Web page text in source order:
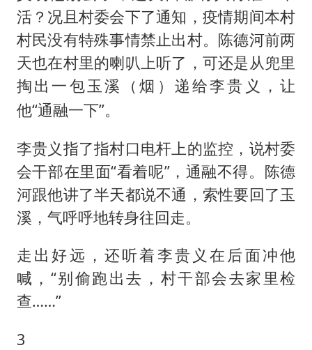
活？况且村委会下了通知，疫情期间本村
村民没有特殊事情禁止出村。陈德河前两
天也在村里的喇叭上听了，可还是从兜里
掏出一包玉溪（烟 ）递给李贵义，让
他“通融一下”。
李贵义指了指村口电杆上的监控，说村委
会干部在里面“看着呢”，通融不得。陈德
河跟他讲了半天都说不通，索性要回了玉
溪，气呼呼地转身往回走。
走出好远，还听着李贵义在后面冲他
喊，“别偷跑出去，村干部会去家里检
查……”
3